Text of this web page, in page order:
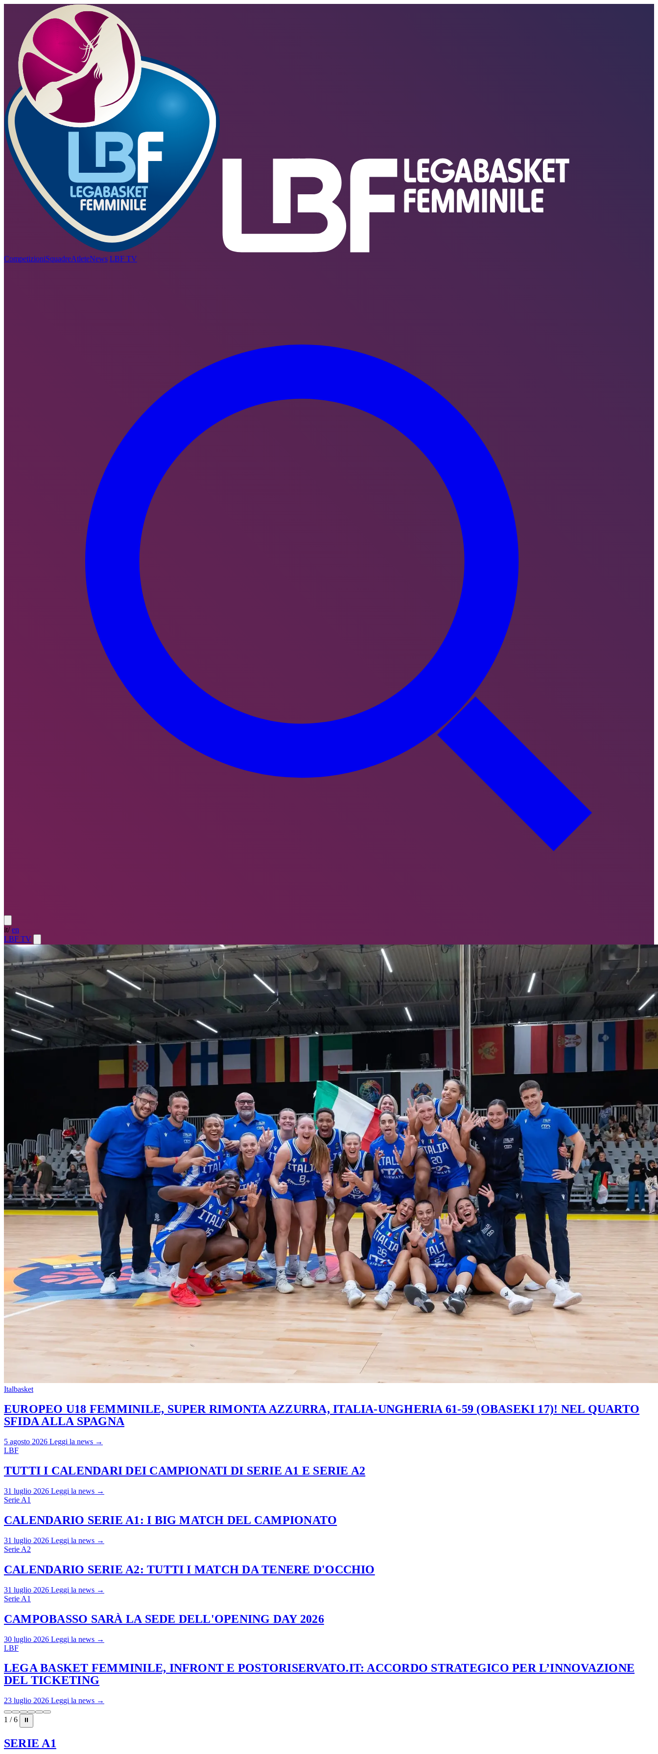
CompetizioniSquadreAtleteNews LBF TV
it/ en
LBF TV
Italbasket
EUROPEO U18 FEMMINILE, SUPER RIMONTA AZZURRA, ITALIA-UNGHERIA 61-59 (OBASEKI 17)! NEL QUARTO
SFIDA ALLA SPAGNA
5 agosto 2026 Leggi la news →
LBF
TUTTI I CALENDARI DEI CAMPIONATI DI SERIE A1 E SERIE A2
31 luglio 2026 Leggi la news →
Serie A1
CALENDARIO SERIE A1: I BIG MATCH DEL CAMPIONATO
31 luglio 2026 Leggi la news →
Serie A2
CALENDARIO SERIE A2: TUTTI I MATCH DA TENERE D'OCCHIO
31 luglio 2026 Leggi la news →
Serie A1
CAMPOBASSO SARÀ LA SEDE DELL'OPENING DAY 2026
30 luglio 2026 Leggi la news →
LBF
LEGA BASKET FEMMINILE, INFRONT E POSTORISERVATO.IT: ACCORDO STRATEGICO PER L’INNOVAZIONE
DEL TICKETING
23 luglio 2026 Leggi la news →
1 / 6 ⏸
SERIE A1